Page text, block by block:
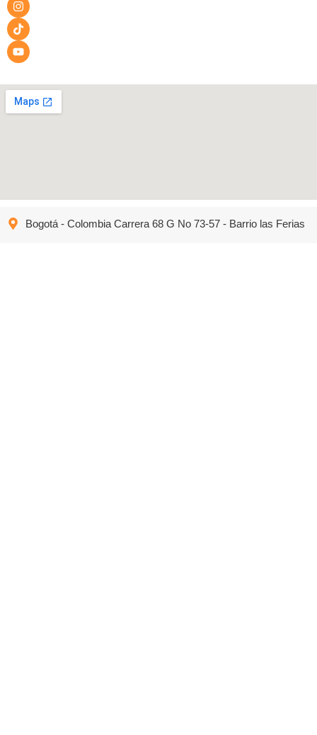
Bogotá - Colombia Carrera 68 G No 73-57 - Barrio las Ferias